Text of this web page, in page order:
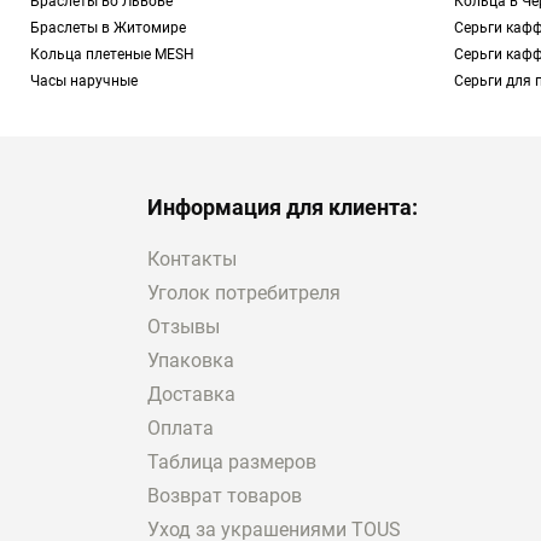
золота 750 пробы
Vermeil — серебра
Однако в каталоге
кожа приобретает
разнообразными
Отдельного
Браслеты в Житомире
Кольца плетеные MESH
Часы наручные
Серьги
Серьги
Серьги для
Информация для клиента:
Контакты
Уголок потребитреля
Отзывы
Упаковка
Доставка
Оплата
Таблица размеров
Возврат товаров
Уход за украшениями TOUS